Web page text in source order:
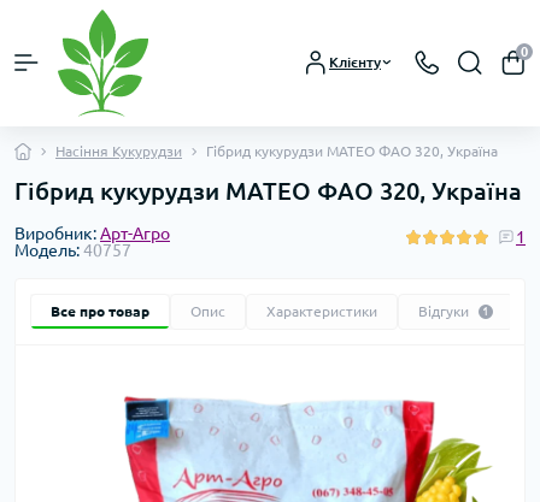
Клієнту
0
Насіння Кукурудзи Гібрид кукурудзи МАТЕО ФАО 320, Україна
Гібрид кукурудзи МАТЕО ФАО 320, Україна
Виробник:Арт-Агро
Модель:40757
1
Все про товар Опис Характеристики Відгуки 1